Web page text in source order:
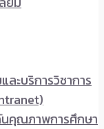
ะบริการวิชาการ
นคุณภาพการศึกษา